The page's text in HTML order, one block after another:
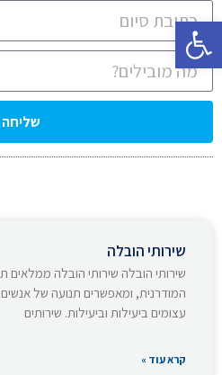
שליחה
שירותי הובלה
שירותי הובלה שירותי הובלה
המודרנית, ומאפשרים תנועה של
עצומים ביעילות וביעילות. שירותים
קרא עוד »
פתח סרגל נגישות